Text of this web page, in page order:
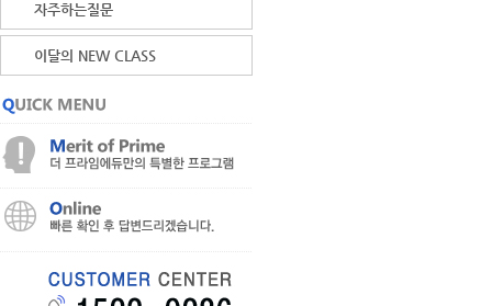
자주하는질문
이달의 NEW CLASS